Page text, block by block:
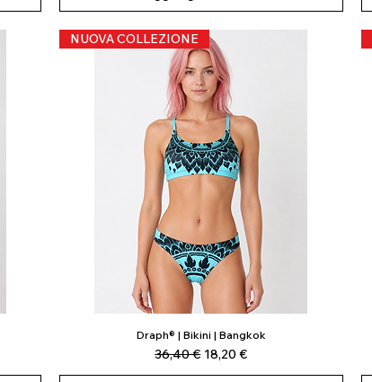
Vista rapida
NUOVA COLLEZIONE
Draph® | Bikini | Bangkok
Prezzo regolare
36,40 € Prezzo scontato
18,20 €